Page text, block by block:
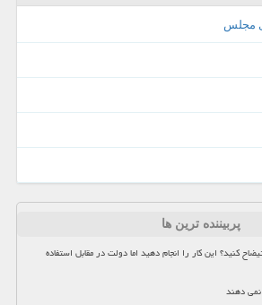
مجلس
پربیننده ترین ها
کنید؟ این کار را انجام دهید اما دولت در مقابل استفاده
دهند